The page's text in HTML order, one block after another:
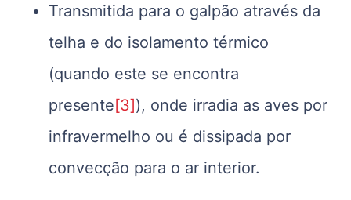
Transmitida para o galpão através da
telha e do isolamento térmico
(quando este se encontra
presente[3]), onde irradia as aves por
infravermelho ou é dissipada por
convecção para o ar interior.